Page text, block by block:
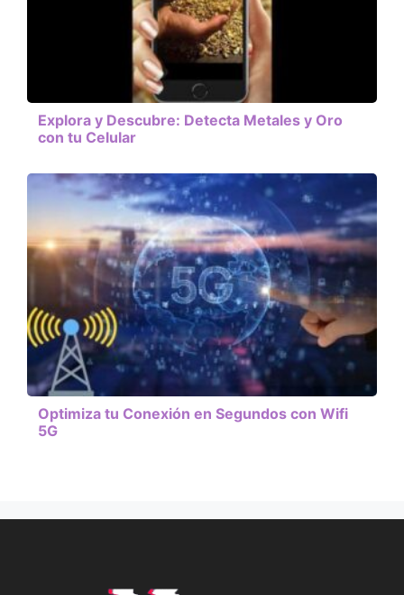
Explora y Descubre: Detecta Metales y Oro
con tu Celular
Optimiza tu Conexión en Segundos con Wifi
5G